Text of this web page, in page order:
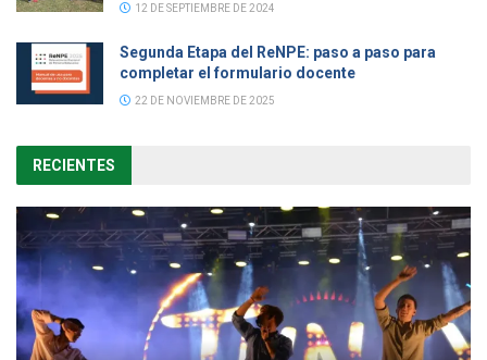
12 DE SEPTIEMBRE DE 2024
Segunda Etapa del ReNPE: paso a paso para
completar el formulario docente
22 DE NOVIEMBRE DE 2025
RECIENTES